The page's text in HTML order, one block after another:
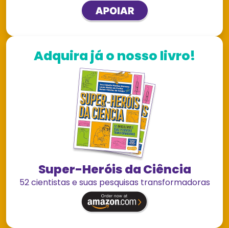
Adquira já o nosso livro!
Super-Heróis da Ciência
52 cientistas e suas pesquisas transformadoras